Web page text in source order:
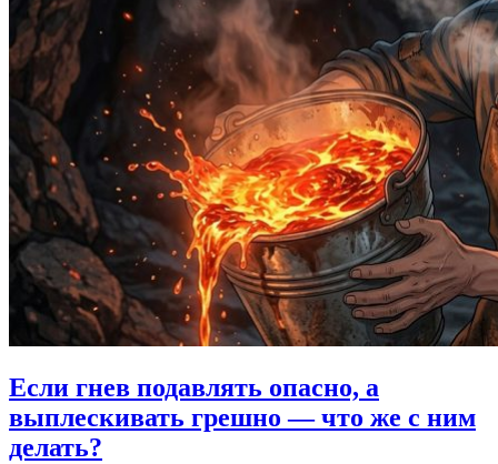
Если гнев подавлять опасно, а
выплескивать грешно — что же с ним
делать?